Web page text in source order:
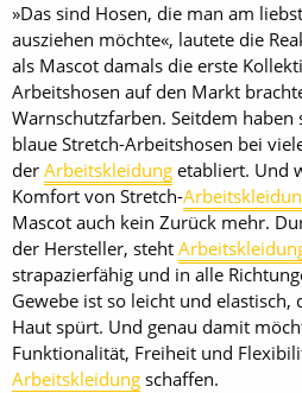
»Das sind Hosen, die man am
ausziehen möchte«, lautete die
als Mascot damals die erste
Arbeitshosen auf den Markt
Warnschutzfarben. Seitdem haben
blaue Stretch-Arbeitshosen bei
der Arbeitskleidung etabliert. Und
Komfort von Stretch-
Mascot auch kein Zurück mehr.
der Hersteller, steht
strapazierfähig und in alle
Gewebe ist so leicht und elastisch,
Haut spürt. Und genau damit
Funktionalität, Freiheit und
Arbeitskleidung schaffen.